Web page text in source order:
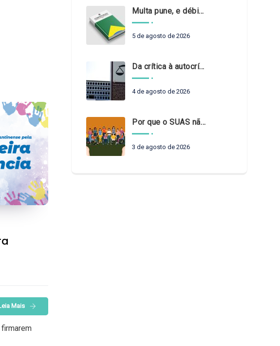
Mais
Multa pune, e débito recompõe. § 3º do art. 71 da Constituição: um problema de legística formal
5 de agosto de 2026
Da crítica à autocrítica: Tribunais de Contas sob um novo olhar?
4 de agosto de 2026
Por que o SUAS não pode esperar?
3 de agosto de 2026